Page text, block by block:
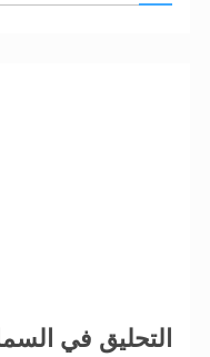
التحليق في